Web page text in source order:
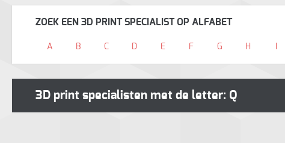
ZOEK EEN 3D PRINT SPECIALIST OP ALFABET
A B C D E F G H
3D print specialisten met de letter: Q